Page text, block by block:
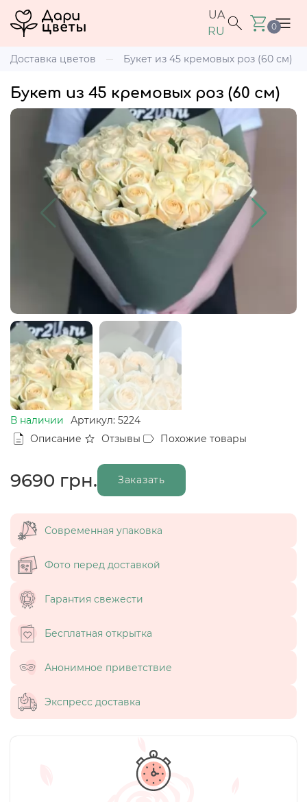
UA
RU
0
Доставка цветов Букет из 45 кремовых роз (60 см)
Букет из 45 кремовых роз (60 см)
В наличии
Артикул: 5224
Описание
Отзывы Похожие товары
9690 грн. Заказать
Современная упаковка
Фото перед доставкой
Гарантия свежести
Бесплатная открытка
Анонимное приветствие
Экспресс доставка